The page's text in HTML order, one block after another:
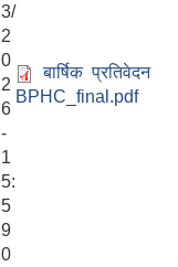
3/
2
0
2
6
-
1
5:
5
9
बार्षिक प्रतिवेदन
BPHC_final.pdf
0